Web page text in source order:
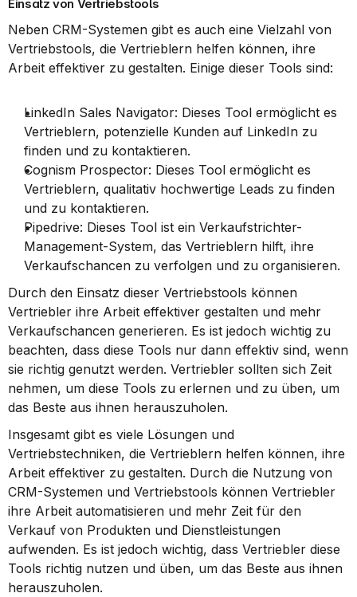
Einsatz von Vertriebstools
Neben CRM-Systemen gibt es auch eine Vielzahl von
Vertriebstools, die Vertrieblern helfen können, ihre
Arbeit effektiver zu gestalten. Einige dieser Tools sind:
LinkedIn Sales Navigator: Dieses Tool ermöglicht es
Vertrieblern, potenzielle Kunden auf LinkedIn zu
finden und zu kontaktieren.
Cognism Prospector: Dieses Tool ermöglicht es
Vertrieblern, qualitativ hochwertige Leads zu finden
und zu kontaktieren.
Pipedrive: Dieses Tool ist ein Verkaufstrichter-
Management-System, das Vertrieblern hilft, ihre
Verkaufschancen zu verfolgen und zu organisieren.
Durch den Einsatz dieser Vertriebstools können
Vertriebler ihre Arbeit effektiver gestalten und mehr
Verkaufschancen generieren. Es ist jedoch wichtig zu
beachten, dass diese Tools nur dann effektiv sind, wenn
sie richtig genutzt werden. Vertriebler sollten sich Zeit
nehmen, um diese Tools zu erlernen und zu üben, um
das Beste aus ihnen herauszuholen.
Insgesamt gibt es viele Lösungen und
Vertriebstechniken, die Vertrieblern helfen können, ihre
Arbeit effektiver zu gestalten. Durch die Nutzung von
CRM-Systemen und Vertriebstools können Vertriebler
ihre Arbeit automatisieren und mehr Zeit für den
Verkauf von Produkten und Dienstleistungen
aufwenden. Es ist jedoch wichtig, dass Vertriebler diese
Tools richtig nutzen und üben, um das Beste aus ihnen
herauszuholen.